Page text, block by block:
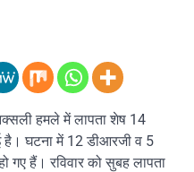
हमले में लापता शेष 14
है। घटना में 12 डीआरजी व 5
हैं। रविवार को सुबह लापता